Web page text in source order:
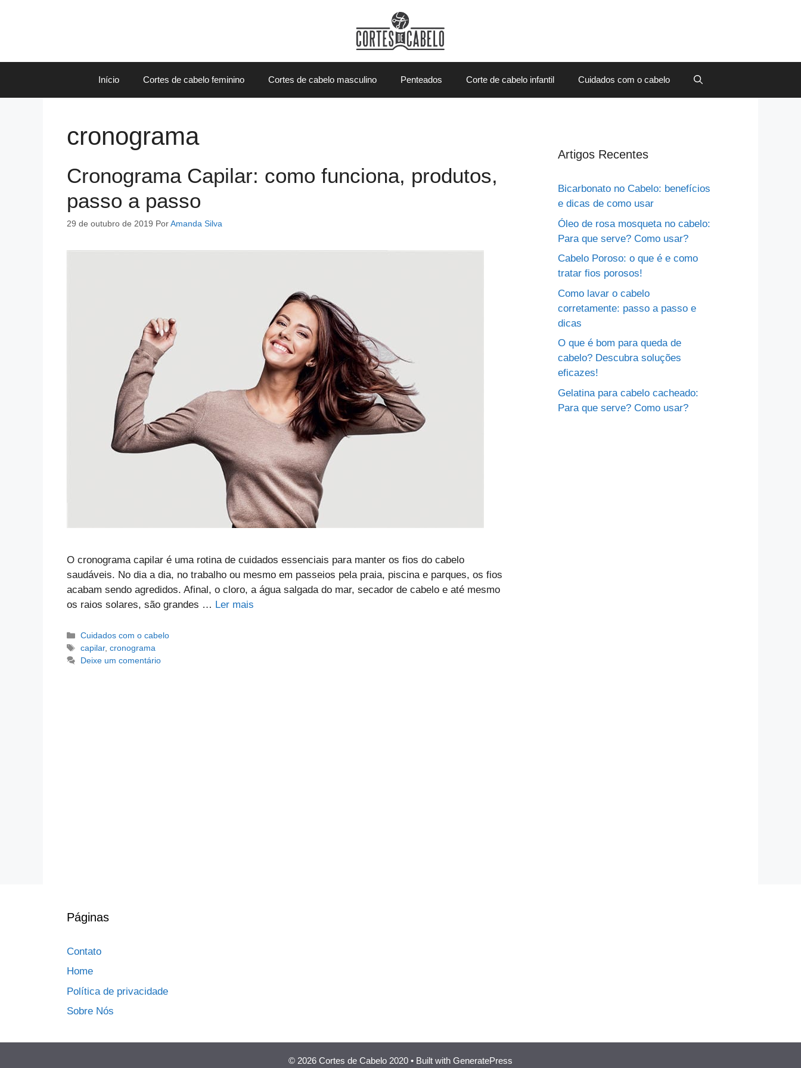
Início Cortes de cabelo feminino Cortes de cabelo masculino Penteados Corte de cabelo infantil Cuidados com o cabelo
cronograma
Cronograma Capilar: como funciona, produtos,
passo a passo
29 de outubro de 2019 PorAmanda Silva
O cronograma capilar é uma rotina de cuidados essenciais para manter os fios do cabelo
saudáveis. No dia a dia, no trabalho ou mesmo em passeios pela praia, piscina e parques, os fios
acabam sendo agredidos. Afinal, o cloro, a água salgada do mar, secador de cabelo e até mesmo
os raios solares, são grandes … Ler mais
Categorias
Cuidados com o cabelo
Tags
capilar,cronograma
Deixe um comentário
Artigos Recentes
Bicarbonato no Cabelo: benefícios
e dicas de como usar
Óleo de rosa mosqueta no cabelo:
Para que serve? Como usar?
Cabelo Poroso: o que é e como
tratar fios porosos!
Como lavar o cabelo
corretamente: passo a passo e
dicas
O que é bom para queda de
cabelo? Descubra soluções
eficazes!
Gelatina para cabelo cacheado:
Para que serve? Como usar?
Páginas
Contato
Home
Política de privacidade
Sobre Nós
© 2026 Cortes de Cabelo 2020 • Built with GeneratePress